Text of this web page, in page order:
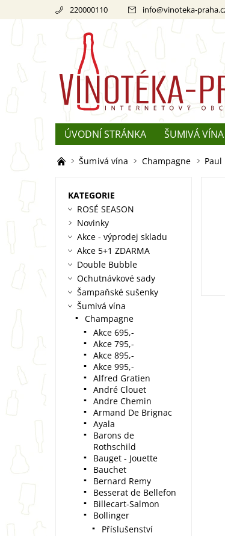
220000110 info@vinoteka-
ÚVODNÍ STRÁNKA ŠUMIVÁ VÍNA
REKLAMACE
O ŠAMPAŇSKÉM
Šumivá vína Champagne
KATEGORIE
ROSÉ SEASON
Novinky
Akce - výprodej skladu
Akce 5+1 ZDARMA
Double Bubble
Ochutnávkové sady
Šampaňské sušenky
Šumivá vína
Champagne
Akce 695,-
Akce 795,-
Akce 895,-
Akce 995,-
Alfred Gratien
André Clouet
Andre Chemin
Armand De Brignac
Ayala
Barons de
Rothschild
Bauget - Jouette
Bauchet
Bernard Remy
Besserat de Bellefon
Billecart-Salmon
Bollinger
Příslušenství